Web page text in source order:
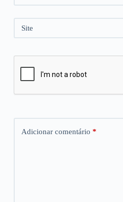
Site
Adicionar comentário *